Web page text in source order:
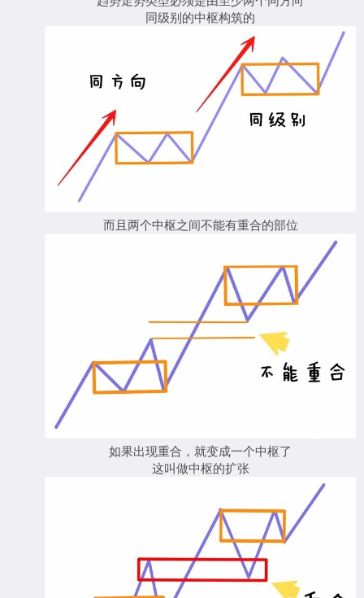
同级别的中枢构筑的
而且两个中枢之间不能有重合的部位
如果出现重合，就变成一个中枢了
这叫做中枢的扩张